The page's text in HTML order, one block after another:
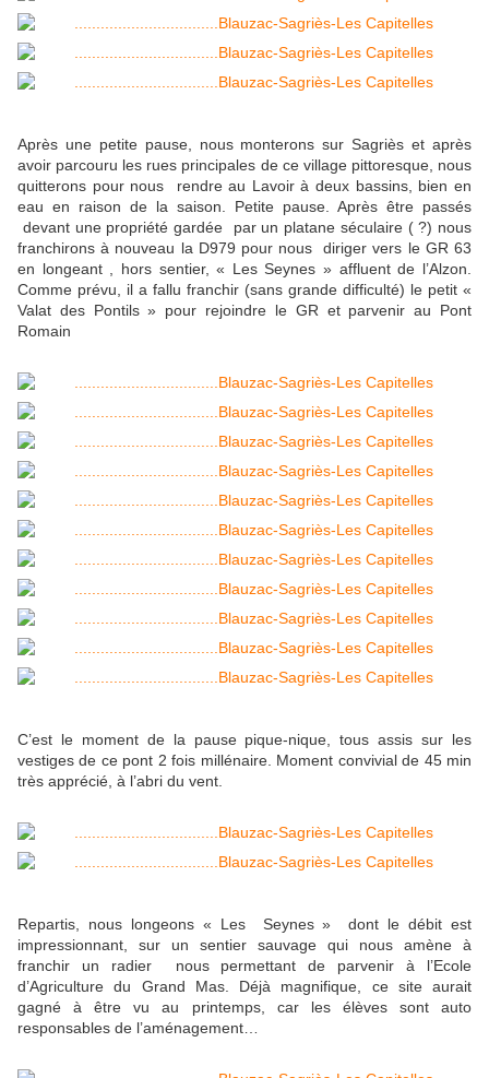
Après une petite pause, nous monterons sur Sagriès et après
avoir parcouru les rues principales de ce village pittoresque, nous
quitterons pour nous rendre au Lavoir à deux bassins, bien en
eau en raison de la saison. Petite pause. Après être passés
devant une propriété gardée par un platane séculaire ( ?) nous
franchirons à nouveau la D979 pour nous diriger vers le GR 63
en longeant , hors sentier, « Les Seynes » affluent de l’Alzon.
Comme prévu, il a fallu franchir (sans grande difficulté) le petit «
Valat des Pontils » pour rejoindre le GR et parvenir au Pont
Romain
C’est le moment de la pause pique-nique, tous assis sur les
vestiges de ce pont 2 fois millénaire. Moment convivial de 45 min
très apprécié, à l’abri du vent.
Repartis, nous longeons « Les Seynes » dont le débit est
impressionnant, sur un sentier sauvage qui nous amène à
franchir un radier nous permettant de parvenir à l’Ecole
d’Agriculture du Grand Mas. Déjà magnifique, ce site aurait
gagné à être vu au printemps, car les élèves sont auto
responsables de l’aménagement…